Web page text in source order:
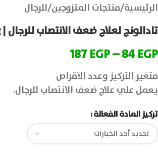
الرئيسية/منتجات المتزوجين/للرجال
تادالونج لعلاج ضعف الانتصاب للرجال | tadalong
84EGP
–
187EGP
متغير التركيز وعدد الأقراص
يعمل علي علاج ضعف الانتصاب للرجال.
تركيز المادة الفعالة